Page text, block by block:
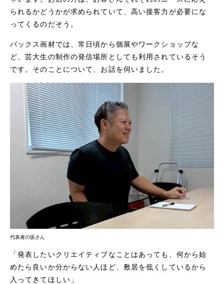
られるかどうかが求められていて、高い接客力が必要にな
ってくるのだそう。
バックス画材では、常日頃から個展やワークショップな
ど、芸大生の制作の発信場所としても利用されているそう
です。そのことについて、お話を伺いました。
代表者の坂さん
「発表したいクリエイティブなことはあっても、何から始
めたら良いか分からない人ほど、敷居を低くしているから
入ってきてほしい」